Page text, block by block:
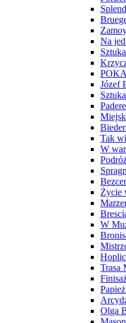
Na
Józef
Tak
W
Życie
W
Trasa
Olga